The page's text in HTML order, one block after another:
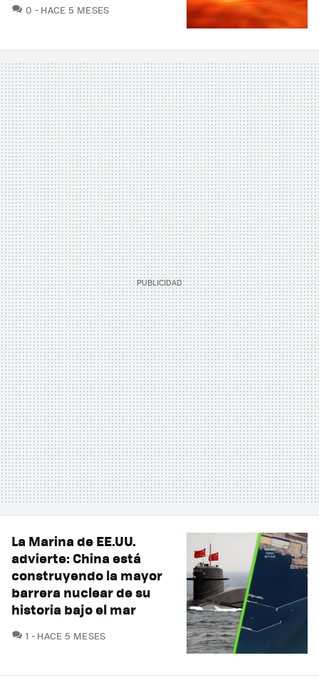
0 COMENTARIOS
HACE 5 MESES
La Marina de EE.UU.
advierte: China está
construyendo la mayor
barrera nuclear de su
historia bajo el mar
1 COMENTARIOS
HACE 5 MESES